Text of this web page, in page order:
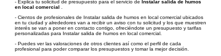
- Explica tu solicitud de presupuesto para el servicio de Instalar salida de humos
en local comercial
- Cientos de profesionales de Instalar salida de humos en local comercial ubicados
en tu ciudad y alrededores van a recibir un aviso con tu solicitud y los que muestren
interés se van a poner en contacto contigo, ofreciéndote un presupuesto y tarifas
personalizadas para Instalar salida de humos en local comercial.
- Puedes ver las valoraciones de otros clientes así como el perfil de cada
profesional para poder comparar los presupuestos y tomar la mejor decisión.